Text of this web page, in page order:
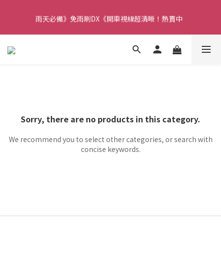
聯絡我們確認。
雨天必備》免雨刷DX《開車視線超清晰！熱賣中
【重要】本公司不會在假日、非上班時段以電話連絡，若有疑慮請
Sorry, there are no products in this category.
We recommend you to select other categories, or search with
concise keywords.